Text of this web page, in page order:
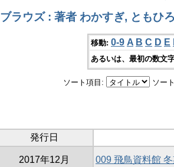
ブラウズ : 著者 わかすぎ, ともひ
移動: 0-9 A B C D E
あるいは、最初の数文
ソート項目: ソー
発行日
2017年12月 009 飛鳥資料館